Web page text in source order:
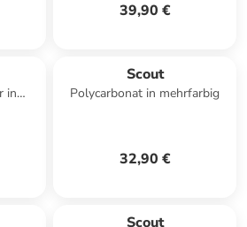
39,90 €
in
Scout
Polycarbonat in mehrfarbig
32,90 €
Scout